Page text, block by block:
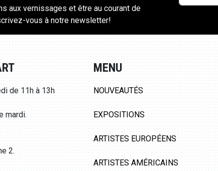
aux vernissages et être au courant de
vous à notre newsletter!
de 11h à 13h
mardi.
2.
MENU
NOUVEAUTÉS
EXPOSITIONS
ARTISTES EUROPÉENS
ARTISTES AMÉRICAINS